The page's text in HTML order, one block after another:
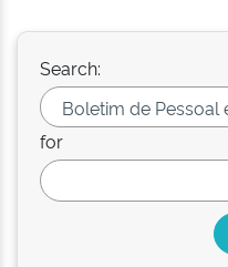
Search:
for